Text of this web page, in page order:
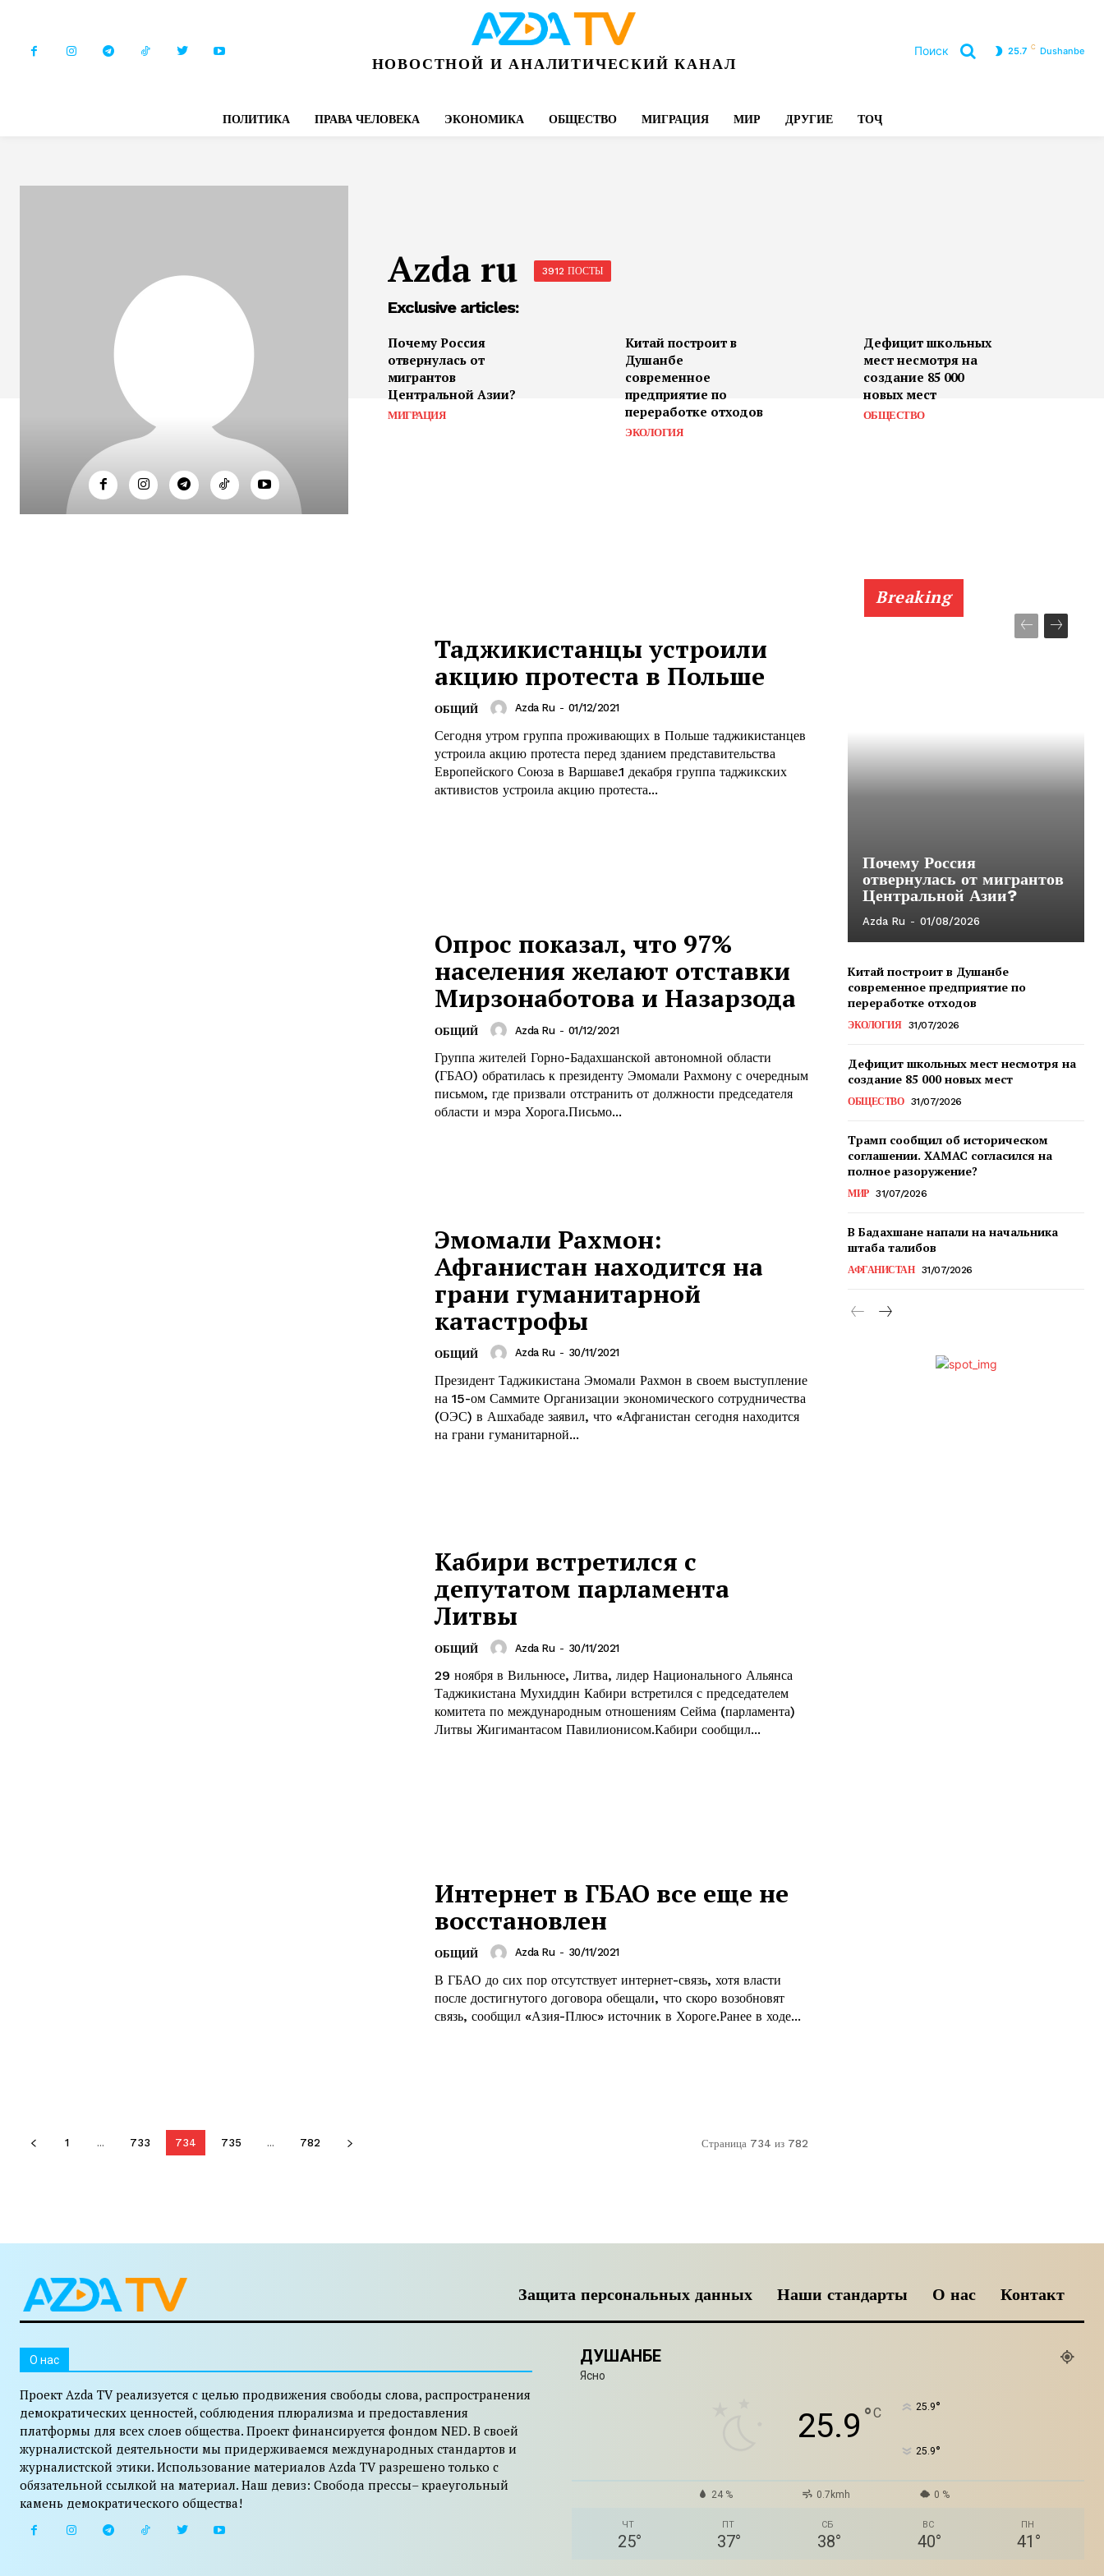
НОВОСТНОЙ И АНАЛИТИЧЕСКИЙ КАНАЛ
Поиск 25.7 C Dushanbe
ПОЛИТИКА ПРАВА ЧЕЛОВЕКА ЭКОНОМИКА ОБЩЕСТВО МИГРАЦИЯ МИР ДРУГИЕ ТОҶ
Azda ru 3912 ПОСТЫ
Exclusive articles:
Почему Россия
отвернулась от
мигрантов
Центральной Азии?
МИГРАЦИЯ
Китай построит в
Душанбе
современное
предприятие по
переработке отходов
ЭКОЛОГИЯ
Дефицит школьных
мест несмотря на
создание 85 000
новых мест
ОБЩЕСТВО
Таджикистанцы устроили
акцию протеста в Польше
ОБЩИЙ Azda Ru - 01/12/2021
Сегодня утром группа проживающих в Польше таджикистанцев
устроила акцию протеста перед зданием представительства
Европейского Союза в Варшаве.1 декабря группа таджикских
активистов устроила акцию протеста...
Опрос показал, что 97%
населения желают отставки
Мирзонаботова и Назарзода
ОБЩИЙ Azda Ru - 01/12/2021
Группа жителей Горно-Бадахшанской автономной области
(ГБАО) обратилась к президенту Эмомали Рахмону с очередным
письмом, где призвали отстранить от должности председателя
области и мэра Хорога.Письмо...
Эмомали Рахмон:
Афганистан находится на
грани гуманитарной
катастрофы
ОБЩИЙ Azda Ru - 30/11/2021
Президент Таджикистана Эмомали Рахмон в своем выступление
на 15-ом Саммите Организации экономического сотрудничества
(ОЭС) в Ашхабаде заявил, что «Афганистан сегодня находится
на грани гуманитарной...
Кабири встретился с
депутатом парламента
Литвы
ОБЩИЙ Azda Ru - 30/11/2021
29 ноября в Вильнюсе, Литва, лидер Национального Альянса
Таджикистана Мухиддин Кабири встретился с председателем
комитета по международным отношениям Сейма (парламента)
Литвы Жигимантасом Павилионисом.Кабири сообщил...
Интернет в ГБАО все еще не
восстановлен
ОБЩИЙ Azda Ru - 30/11/2021
В ГБАО до сих пор отсутствует интернет-связь, хотя власти
после достигнутого договора обещали, что скоро возобновят
связь, сообщил «Азия-Плюс» источник в Хороге.Ранее в ходе...
1 ... 733 734 735 ... 782 Страница 734 из 782
Breaking
Почему Россия
отвернулась от мигрантов
Центральной Азии?
Azda Ru - 01/08/2026
Китай построит в Душанбе
современное предприятие по
переработке отходов
ЭКОЛОГИЯ 31/07/2026
Дефицит школьных мест несмотря на
создание 85 000 новых мест
ОБЩЕСТВО 31/07/2026
Трамп сообщил об историческом
соглашении. ХАМАС согласился на
полное разоружение?
МИР 31/07/2026
В Бадахшане напали на начальника
штаба талибов
АФГАНИСТАН 31/07/2026
Защита персональных данных Наши стандарты О нас Контакт
O нас
Проект Azda TV реализуется с целью продвижения свободы слова, распространения
демократических ценностей, соблюдения плюрализма и предоставления
платформы для всех слоев общества. Проект финансируется фондом NED. В своей
журналистской деятельности мы придерживаемся международных стандартов и
журналистской этики. Использование материалов Azda TV разрешено только с
обязательной ссылкой на материал. Наш девиз: Свобода прессы– краеугольный
камень демократического общества!
ДУШАНБЕ
Ясно
25.9 °C 25.9°
25.9°
24 % 0.7kmh 0 %
ЧТ
25°
ПТ
37°
СБ
38°
ВС
40°
ПН
41 °